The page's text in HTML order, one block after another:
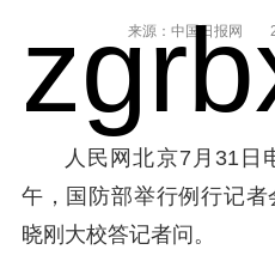
来源：中国日报网
人民网北京7月31日
午，国防部举行例行记
晓刚大校答记者问。